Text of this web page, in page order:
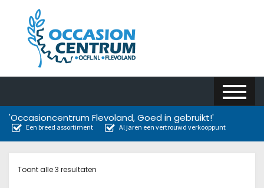
'Occasioncentrum Flevoland, Goed in gebruikt!'
Een breed assortiment Al jaren een vertrouwd verkooppunt
Toont alle 3 resultaten